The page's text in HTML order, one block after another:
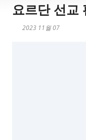
요르단 선교
2023 11월 07